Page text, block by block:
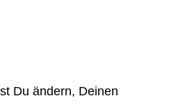
Du ändern, Deinen